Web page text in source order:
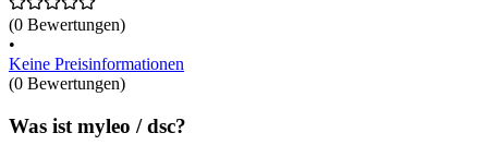
(0 Bewertungen)
•
Keine Preisinformationen
(0 Bewertungen)
Was ist myleo / dsc?